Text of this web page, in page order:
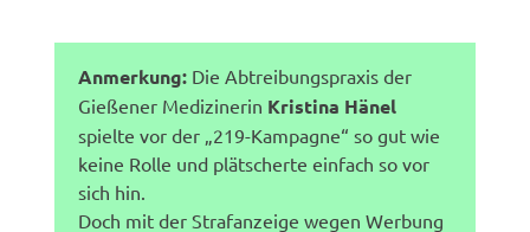
Anmerkung: Die Abtreibungspraxis der
Gießener Medizinerin Kristina Hänel
spielte vor der „219-Kampagne“ so gut wie
keine Rolle und plätscherte einfach so vor
sich hin.
Doch mit der Strafanzeige wegen Werbung